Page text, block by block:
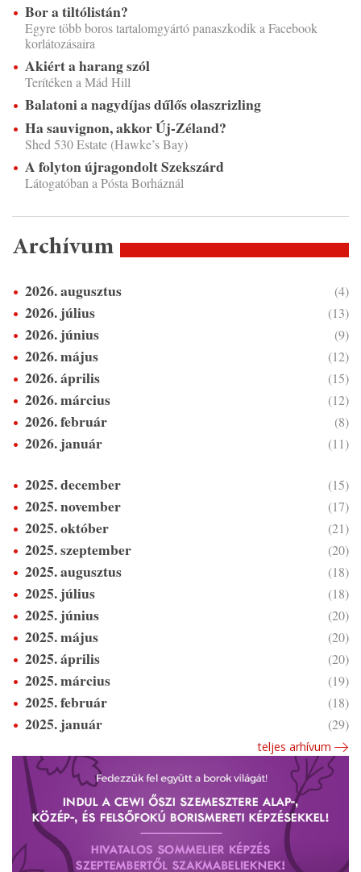
Bor a tiltólistán?
Egyre több boros tartalomgyártó panaszkodik a Facebook
korlátozásaira
Akiért a harang szól
Terítéken a Mád Hill
Balatoni a nagydíjas dűlős olaszrizling
Ha sauvignon, akkor Új-Zéland?
Shed 530 Estate (Hawke’s Bay)
A folyton újragondolt Szekszárd
Látogatóban a Pósta Borháznál
Archívum
2026. augusztus (4)
2026. július (13)
2026. június (9)
2026. május (12)
2026. április (15)
2026. március (12)
2026. február (8)
2026. január (11)
2025. december (15)
2025. november (17)
2025. október (21)
2025. szeptember (20)
2025. augusztus (18)
2025. július (18)
2025. június (20)
2025. május (20)
2025. április (20)
2025. március (19)
2025. február (18)
2025. január (29)
teljes arhívum